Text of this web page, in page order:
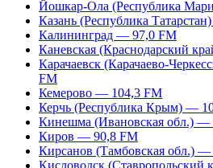
Йошкар-Ола (Республика
Казань (Республика
Калининград — 97,0 FM
Каневская (Краснодарский
Карачаевск (Карачаево-
FM
Кемерово — 104,3 FM
Керчь (Республика Крым) —
Кинешма (Ивановская обл.) —
Киров — 90,8 FM
Кирсанов (Тамбовская обл.)
Кисловодск (Ставропольский